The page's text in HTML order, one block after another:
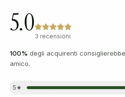
5.03 recensioni
100% degli acquirenti
amico.
5★